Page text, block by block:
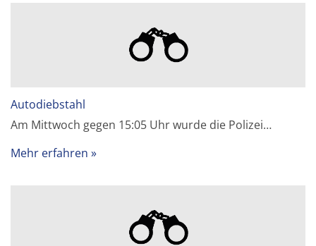
Autodiebstahl
Am Mittwoch gegen 15:05 Uhr wurde die Polizei…
Mehr erfahren